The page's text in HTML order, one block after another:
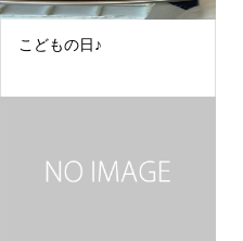
こどもの日♪